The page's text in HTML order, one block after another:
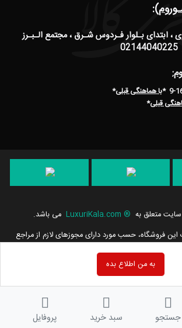
به من اطلاع بده
، ابتدای بـلوار فـردوس شـرق ، مجتمع الـبـرز
با هماهنگی قبلی*
قبلی*
متعلق به ®
LuxuriKala.com می باشد.
این فروشگاه، حسب مورد دارای مجوزهای لازم از مراجع
های این سایت تابع قوانین و مقررات جمهوری
جستجو سبد خرید پروفایل